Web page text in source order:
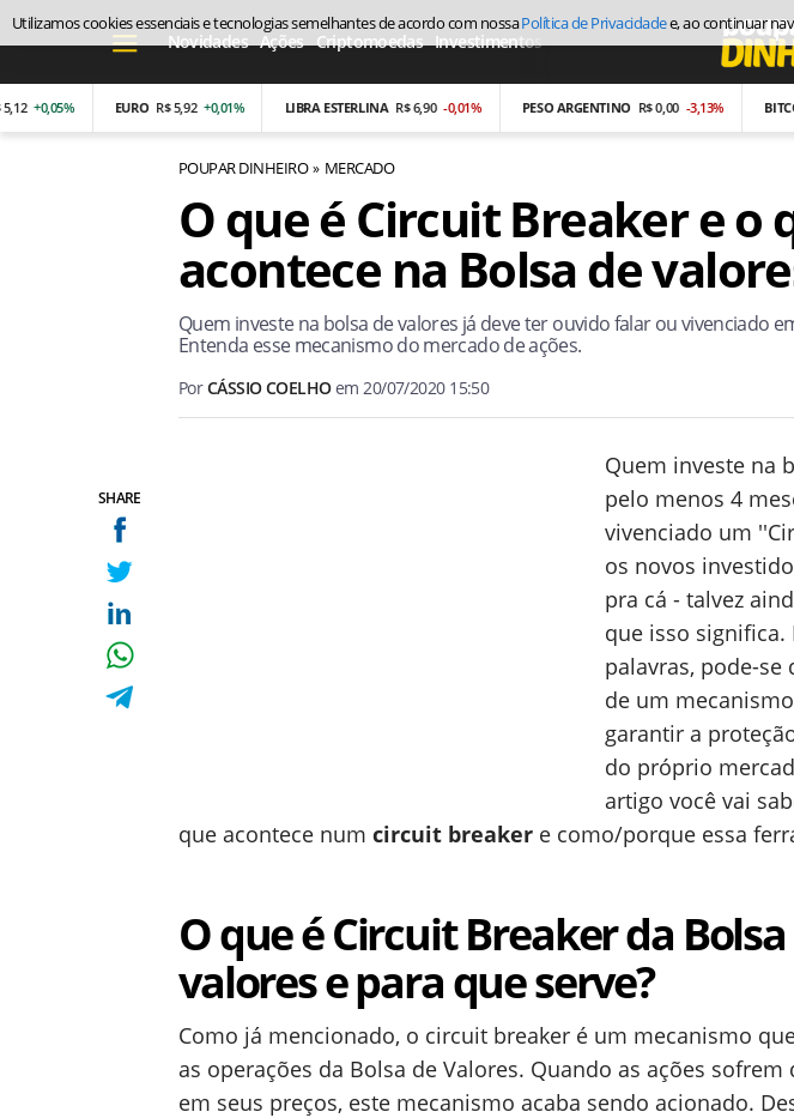
Novidades Ações Criptomoedas Investimentos Economia
EURO R$ 5,92 +0,01% LIBRA ESTERLINA R$ 6,90 -0,01% PESO ARGENTINO R$ 0,00 -3,13% BITCOIN
POUPAR DINHEIRO MERCADO
SHARE
O que é Circuit Breaker e o
acontece na Bolsa de
Quem investe na bolsa de valores já deve ter ouvido falar ou vivenciado
Entenda esse mecanismo do mercado de ações.
PorCÁSSIO COELHOem20/07/2020 15:50
Quem investe na
pelo menos 4
vivenciado um
os novos
pra cá - talvez
que isso significa.
palavras, pode-se
de um
garantir a
do próprio
artigo você vai
que acontece num circuit breaker e como/porque essa
O que é Circuit Breaker da
valores e para que serve?
Como já mencionado, o circuit breaker é um mecanismo
as operações da Bolsa de Valores. Quando as ações sofrem
em seus preços, este mecanismo acaba sendo acionado.
Utilizamos cookies essenciais e tecnologias semelhantes de acordo com nossaPolítica de Privacidadee, ao continuar